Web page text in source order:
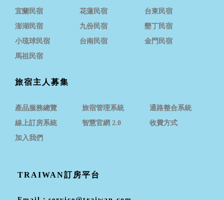
宜蘭民宿 花蓮民宿
台東民宿
澎湖民宿
九份民宿
墾丁民宿
小琉球民宿
台南民宿
金門民宿
馬祖民宿
旅宿主人募集
產品服務總覽 旅宿管理系統
通路整合系統
線上訂房系統
智慧官網 2.0
收費方式
加入我們
TRAIWAN訂房平台